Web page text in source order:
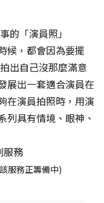
的「演員照」
候，都會因為要擺
出自己沒那麼滿意
展出一套適合演員在
在演員拍照時，用演
列具有情境、眼神、
服務
服務正籌備中)